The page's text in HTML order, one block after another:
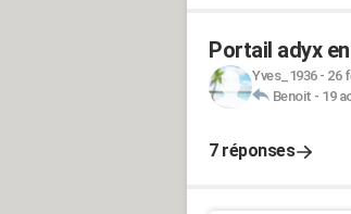
Portail adyx
Yves_1936- 26
Benoit - 19
7 réponses